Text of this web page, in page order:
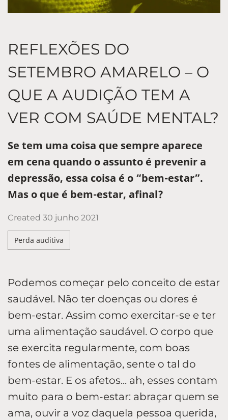
REFLEXÕES DO
SETEMBRO AMARELO – O
QUE A AUDIÇÃO TEM A
VER COM SAÚDE MENTAL?
Se tem uma coisa que sempre aparece
em cena quando o assunto é prevenir a
depressão, essa coisa é o “bem-estar”.
Mas o que é bem-estar, afinal?
Created 30 junho 2021
Perda auditiva
Podemos começar pelo conceito de estar
saudável. Não ter doenças ou dores é
bem-estar. Assim como exercitar-se e ter
uma alimentação saudável. O corpo que
se exercita regularmente, com boas
fontes de alimentação, sente o tal do
bem-estar. E os afetos... ah, esses contam
muito para o bem-estar: abraçar quem se
ama, ouvir a voz daquela pessoa querida,